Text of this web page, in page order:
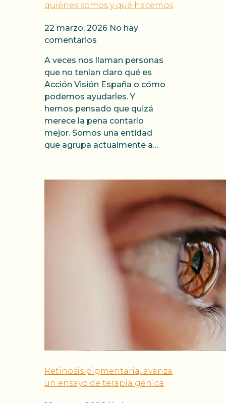
quiénes somos y qué hacemos
22 marzo, 2026 No hay
comentarios
A veces nos llaman personas
que no tenían claro qué es
Acción Visión España o cómo
podemos ayudarles. Y
hemos pensado que quizá
merece la pena contarlo
mejor. Somos una entidad
que agrupa actualmente a…
Retinosis pigmentaria, avanza
un ensayo de terapia génica